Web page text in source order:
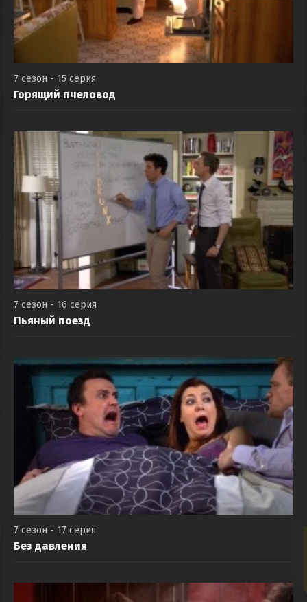
7 сезон - 15 серия
Горящий пчеловод
7 сезон - 16 серия
Пьяный поезд
7 сезон - 17 серия
Без давления